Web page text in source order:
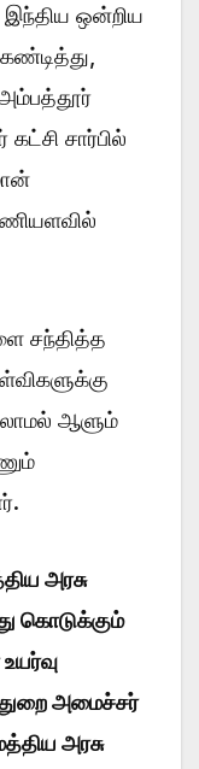
ஒன்றிய
சார்பில்
சந்தித்த
ஆளும்
அரசு
கொடுக்கும்
துறை அமைச்சர்
அரசு